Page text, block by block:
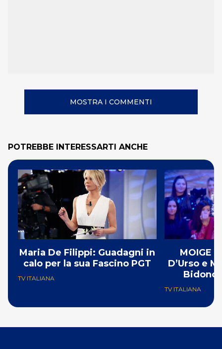
MOSTRA I COMMENTI
POTREBBE INTERESSARTI ANCHE
Maria De Filippi: Guadagni in
calo per la sua Fascino PGT
TV ITALIANA
MOIGE
D’Urso e
TV ITALIANA